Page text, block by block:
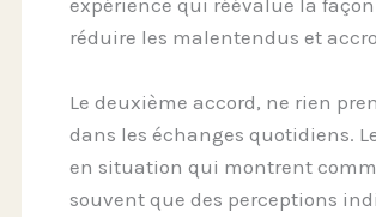
réduire les malentendus et
Le deuxième accord, ne rien
dans les échanges quotidiens.
en situation qui montrent
souvent que des perceptions